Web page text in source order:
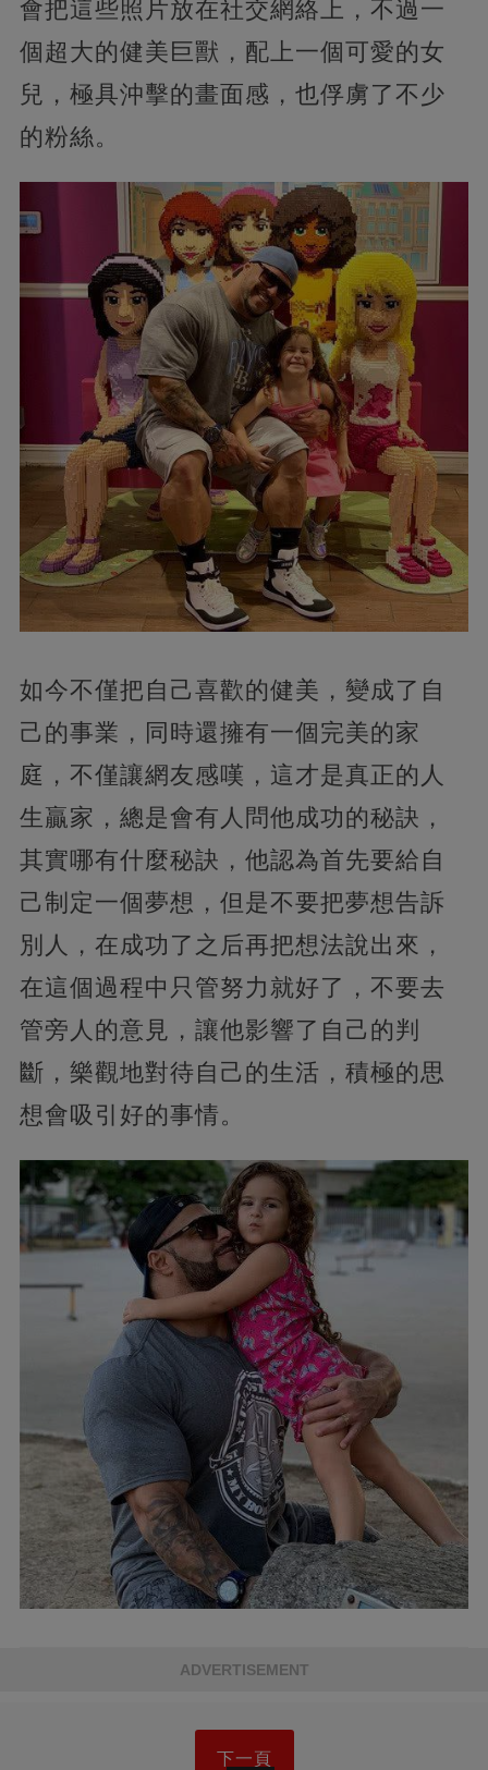
會把這些照片放在社交網絡上，不過一
個超大的健美巨獸，配上一個可愛的女
兒，極具沖擊的畫面感，也俘虜了不少
的粉絲。
如今不僅把自己喜歡的健美，變成了自
己的事業，同時還擁有一個完美的家
庭，不僅讓網友感嘆，這才是真正的人
生贏家，總是會有人問他成功的秘訣，
其實哪有什麼秘訣，他認為首先要給自
己制定一個夢想，但是不要把夢想告訴
別人，在成功了之后再把想法說出來，
在這個過程中只管努力就好了，不要去
管旁人的意見，讓他影響了自己的判
斷，樂觀地對待自己的生活，積極的思
想會吸引好的事情。
ADVERTISEMENT
下一頁